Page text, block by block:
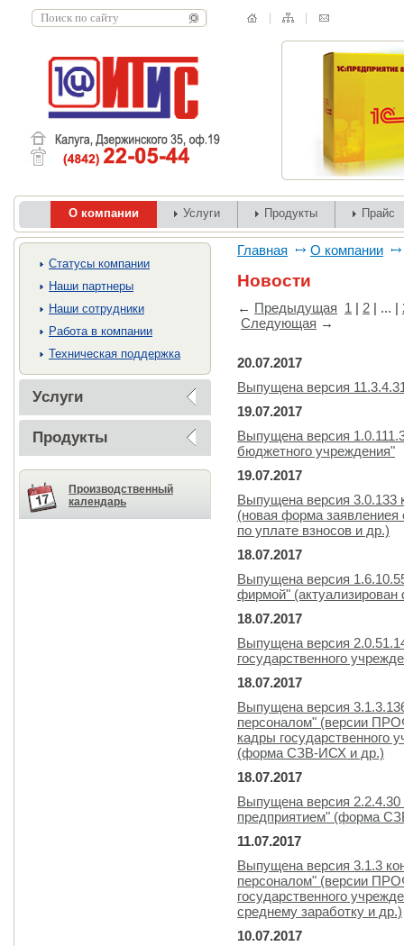
О компании Услуги Продукты Прайс
Cтатусы компании
Наши партнеры
Наши сотрудники
Работа в компании
Техническая поддержка
Услуги
Продукты
Производственный
календарь
Главная О компании
Новости
← Предыдущая 1 | 2 | ... |
Следующая →
20.07.2017
Выпущена версия
19.07.2017
Выпущена версия
бюджетного учреждения"
19.07.2017
Выпущена версия 3.0.133
(новая форма заявлениея
по уплате взносов и др.)
18.07.2017
Выпущена версия
фирмой"
18.07.2017
Выпущена версия
государственного
18.07.2017
Выпущена версия
персоналом" (версии
кадры
(форма СЗВ-ИСХ и др.)
18.07.2017
Выпущена версия
предприятием" (форма
11.07.2017
Выпущена версия 3.1.3
персоналом" (версии
государственного
среднему заработку и др.)
10.07.2017